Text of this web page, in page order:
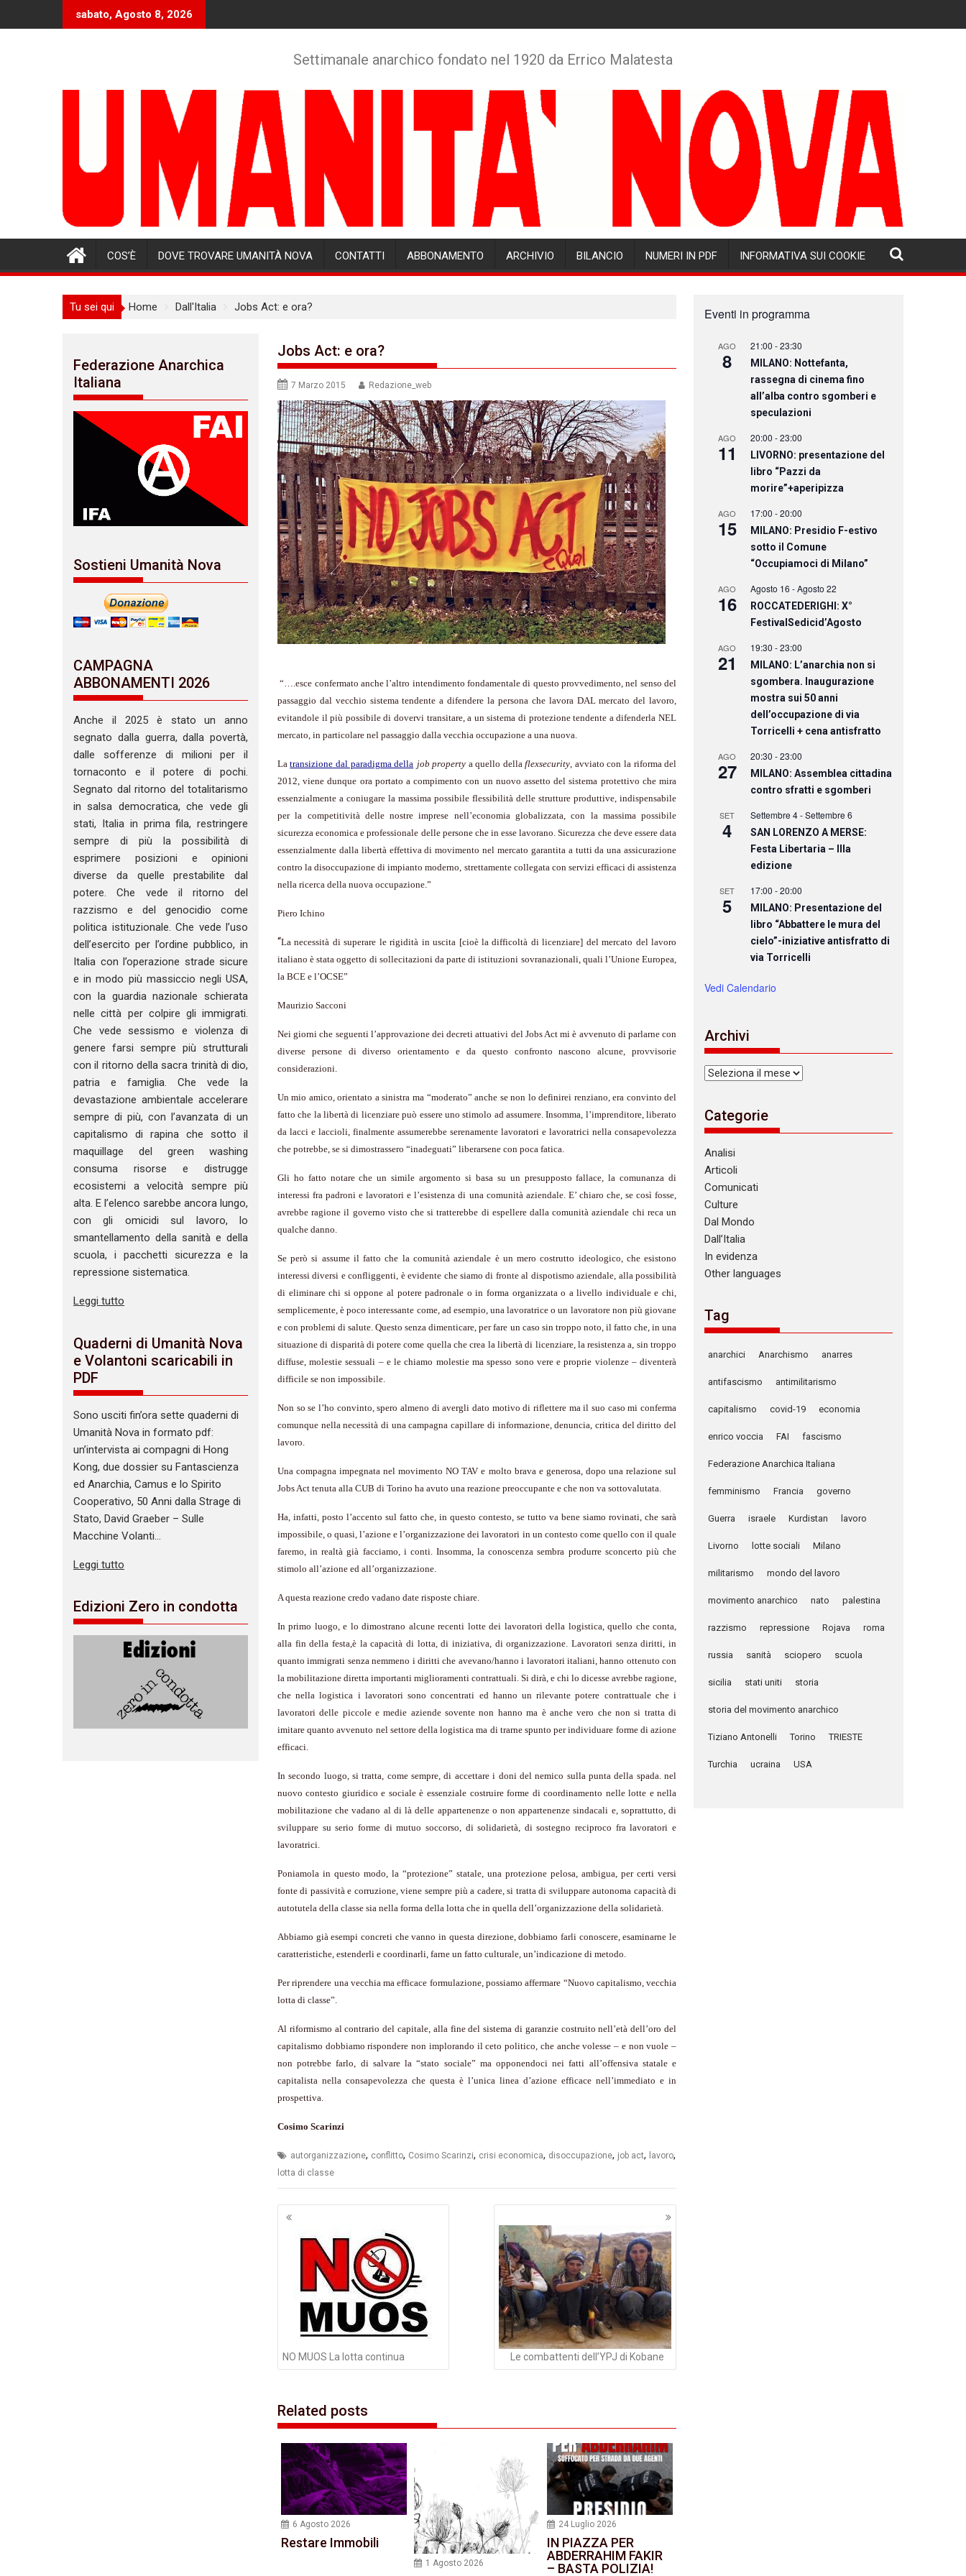
sabato, Agosto 8, 2026
Settimanale anarchico fondato nel 1920 da Errico Malatesta
COS’È DOVE TROVARE UMANITÀ NOVA CONTATTI ABBONAMENTO ARCHIVIO BILANCIO NUMERI IN PDF INFORMATIVA SUI COOKIE
Tu sei qui Home Dall'Italia Jobs Act: e ora?
Jobs Act: e ora?
7 Marzo 2015 Redazione_web
“….esce confermato anche l’altro intendimento fondamentale di questo provvedimento, nel senso del
passaggio dal vecchio sistema tendente a difendere la persona che lavora DALmercato del lavoro,
evitandole il più possibile di dovervi transitare, a un sistema di protezione tendente a difenderlaNEL
mercato, in particolare nel passaggio dalla vecchia occupazione a una nuova.
Latransizione dal paradigma della job property a quello dellaflexsecurity , avviato con la riforma del
2012, viene dunque ora portato a compimento con un nuovo assetto del sistema protettivo che mira
essenzialmente a coniugare la massima possibile flessibilità delle strutture produttive, indispensabile
per la competitività delle nostre imprese nell’economia globalizzata, con la massima possibile
sicurezza economica e professionale delle persone che in esse lavorano. Sicurezza che deve essere data
essenzialmente dalla libertà effettiva di movimento nel mercato garantita a tutti da una assicurazione
contro la disoccupazione di impianto moderno, strettamente collegata con servizi efficaci di assistenza
nella ricerca della nuova occupazione.”
Piero Ichino
“La necessità di superare le rigidità in uscita [cioè la difficoltà di licenziare] del mercato del lavoro
italiano è stata oggetto di sollecitazioni da parte di istituzioni sovranazionali, quali l’Unione Europea,
la BCE e l’OCSE”
Maurizio Sacconi
Nei giorni che seguenti l’approvazione dei decreti attuativi del Jobs Act mi è avvenuto di parlarne con
diverse persone di diverso orientamento e da questo confronto nascono alcune, provvisorie
considerazioni.
Un mio amico, orientato a sinistra ma “moderato” anche se non lo definirei renziano, era convinto del
fatto che la libertà di licenziare può essere uno stimolo ad assumere. Insomma, l’imprenditore, liberato
da lacci e laccioli, finalmente assumerebbe serenamente lavoratori e lavoratrici nella consapevolezza
che potrebbe, se si dimostrassero “inadeguati” liberarsene con poca fatica.
Gli ho fatto notare che un simile argomento si basa su un presupposto fallace, la comunanza di
interessi fra padroni e lavoratori e l’esistenza di una comunità aziendale. E’ chiaro che, se così fosse,
avrebbe ragione il governo visto che si tratterebbe di espellere dalla comunità aziendale chi reca un
qualche danno.
Se però si assume il fatto che la comunità aziendale è un mero costrutto ideologico, che esistono
interessi diversi e confliggenti, è evidente che siamo di fronte al dispotismo aziendale, alla possibilità
di eliminare chi si oppone al potere padronale o in forma organizzata o a livello individuale e chi,
semplicemente, è poco interessante come, ad esempio, una lavoratrice o un lavoratore non più giovane
e con problemi di salute. Questo senza dimenticare, per fare un caso sin troppo noto, il fatto che, in una
situazione di disparità di potere come quella che crea la libertà di licenziare, la resistenza a, sin troppo
diffuse, molestie sessuali – e le chiamo molestie ma spesso sono vere e proprie violenze – diventerà
difficile se non impossibile.
Non so se l’ho convinto, spero almeno di avergli dato motivo di riflettere ma il suo caso mi conferma
comunque nella necessità di una campagna capillare di informazione, denuncia, critica del diritto del
lavoro.
Una compagna impegnata nel movimento NO TAV e molto brava e generosa, dopo una relazione sul
Jobs Act tenuta alla CUB di Torino ha avuto una reazione preoccupante e che non va sottovalutata.
Ha, infatti, posto l’accento sul fatto che, in questo contesto, se tutto va bene siamo rovinati, che sarà
impossibile, o quasi, l’azione e l’organizzazione dei lavoratori in un contesto come quello con il quale
faremo, in realtà già facciamo, i conti. Insomma, la conoscenza sembra produrre sconcerto più che
stimolo all’azione ed all’organizzazione.
A questa reazione credo vadano date risposte chiare.
In primo luogo, e lo dimostrano alcune recenti lotte dei lavoratori della logistica, quello che conta,
alla fin della festa,è la capacità di lotta, di iniziativa, di organizzazione. Lavoratori senza diritti, in
quanto immigrati senza nemmeno i diritti che avevano/hanno i lavoratori italiani, hanno ottenuto con
la mobilitazione diretta importanti miglioramenti contrattuali. Si dirà, e chi lo dicesse avrebbe ragione,
che nella logistica i lavoratori sono concentrati ed hanno un rilevante potere contrattuale che i
lavoratori delle piccole e medie aziende sovente non hanno ma è anche vero che non si tratta di
imitare quanto avvenuto nel settore della logistica ma di trarne spunto per individuare forme di azione
efficaci.
In secondo luogo, si tratta, come sempre, di accettare i doni del nemico sulla punta della spada. nel
nuovo contesto giuridico e sociale è essenziale costruire forme di coordinamento nelle lotte e nella
mobilitazione che vadano al di là delle appartenenze o non appartenenze sindacali e, soprattutto, di
sviluppare su serio forme di mutuo soccorso, di solidarietà, di sostegno reciproco fra lavoratori e
lavoratrici.
Poniamola in questo modo, la “protezione” statale, una protezione pelosa, ambigua, per certi versi
fonte di passività e corruzione, viene sempre più a cadere, si tratta di sviluppare autonoma capacità di
autotutela della classe sia nella forma della lotta che in quella dell’organizzazione della solidarietà.
Abbiamo già esempi concreti che vanno in questa direzione, dobbiamo farli conoscere, esaminarne le
caratteristiche, estenderli e coordinarli, farne un fatto culturale, un’indicazione di metodo.
Per riprendere una vecchia ma efficace formulazione, possiamo affermare “Nuovo capitalismo, vecchia
lotta di classe”.
Al riformismo al contrario del capitale, alla fine del sistema di garanzie costruito nell’età dell’oro del
capitalismo dobbiamo rispondere non implorando il ceto politico, che anche volesse – e non vuole –
non potrebbe farlo, di salvare la “stato sociale” ma opponendoci nei fatti all’offensiva statale e
capitalista nella consapevolezza che questa è l’unica linea d’azione efficace nell’immediato e in
prospettiva.
Cosimo Scarinzi
autorganizzazione, conflitto, Cosimo Scarinzi, crisi economica, disoccupazione, job act, lavoro,
lotta di classe
Navigazione
NO MUOS La lotta continua Le combattenti dell’YPJ di Kobane
Related posts
6 Agosto 2026
Restare Immobili
1 Agosto 2026
24 Luglio 2026
IN PIAZZA PER
ABDERRAHIM FAKIR
– BASTA POLIZIA!
Federazione Anarchica
Italiana
Sostieni Umanità Nova
CAMPAGNA
ABBONAMENTI 2026
Anche il 2025 è stato un anno
segnato dalla guerra, dalla povertà,
dalle sofferenze di milioni per il
tornaconto e il potere di pochi.
Segnato dal ritorno del totalitarismo
in salsa democratica, che vede gli
stati, Italia in prima fila, restringere
sempre di più la possibilità di
esprimere posizioni e opinioni
diverse da quelle prestabilite dal
potere. Che vede il ritorno del
razzismo e del genocidio come
politica istituzionale. Che vede l’uso
dell’esercito per l’ordine pubblico, in
Italia con l’operazione strade sicure
e in modo più massiccio negli USA,
con la guardia nazionale schierata
nelle città per colpire gli immigrati.
Che vede sessismo e violenza di
genere farsi sempre più strutturali
con il ritorno della sacra trinità di dio,
patria e famiglia. Che vede la
devastazione ambientale accelerare
sempre di più, con l’avanzata di un
capitalismo di rapina che sotto il
maquillage del green washing
consuma risorse e distrugge
ecosistemi a velocità sempre più
alta. E l’elenco sarebbe ancora lungo,
con gli omicidi sul lavoro, lo
smantellamento della sanità e della
scuola, i pacchetti sicurezza e la
repressione sistematica.
Leggi tutto
Quaderni di Umanità Nova
e Volantoni scaricabili in
PDF
Sono usciti fin’ora sette quaderni di
Umanità Nova in formato pdf:
un’intervista ai compagni di Hong
Kong, due dossier su Fantascienza
ed Anarchia, Camus e lo Spirito
Cooperativo, 50 Anni dalla Strage di
Stato, David Graeber – Sulle
Macchine Volanti…
Leggi tutto
Edizioni Zero in condotta
Eventi in programma
AGO
8
21:00 -23:30
MILANO: Nottefanta,
rassegna di cinema fino
all’alba contro sgomberi e
speculazioni
AGO
11
20:00 -23:00
LIVORNO: presentazione del
libro “Pazzi da
morire”+aperipizza
AGO
15
17:00 -20:00
MILANO: Presidio F-estivo
sotto il Comune
“Occupiamoci di Milano”
AGO
16
Agosto 16 -Agosto 22
ROCCATEDERIGHI: X°
FestivalSedicid’Agosto
AGO
21
19:30 -23:00
MILANO: L’anarchia non si
sgombera. Inaugurazione
mostra sui 50 anni
dell’occupazione di via
Torricelli + cena antisfratto
AGO
27
20:30 -23:00
MILANO: Assemblea cittadina
contro sfratti e sgomberi
SET
4
Settembre 4-Settembre 6
SAN LORENZO A MERSE:
Festa Libertaria – IIIa
edizione
SET
5
17:00 -20:00
MILANO: Presentazione del
libro “Abbattere le mura del
cielo”-iniziative antisfratto di
via Torricelli
Vedi Calendario
Archivi
Archivi
Categorie
Analisi
Articoli
Comunicati
Culture
Dal Mondo
Dall’Italia
In evidenza
Other languages
Tag
anarchici Anarchismo anarres
antifascismo antimilitarismo
capitalismo covid-19 economia
enrico voccia FAI fascismo
Federazione Anarchica Italiana
femminismo Francia governo
Guerra israele Kurdistan lavoro
Livorno lotte sociali Milano
militarismo mondo del lavoro
movimento anarchico nato palestina
razzismo repressione Rojava roma
russia sanità sciopero scuola
sicilia stati uniti storia
storia del movimento anarchico
Tiziano Antonelli Torino TRIESTE
Turchia ucraina USA